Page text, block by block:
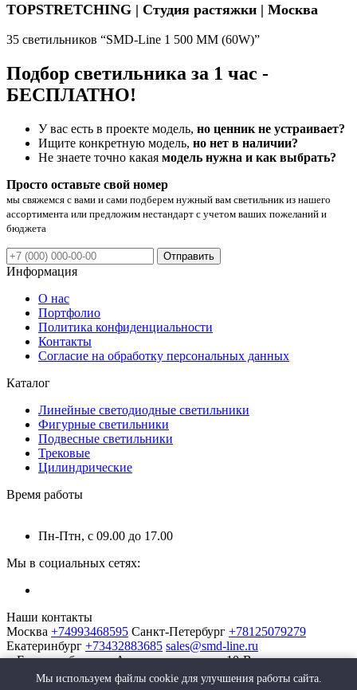
TOPSTRETCHING | Студия растяжки | Москва
35 светильников “SMD-Line 1 500 ММ (60W)”
Подбор светильника за 1 час -
БЕСПЛАТНО!
У вас есть в проекте модель, но ценник не устраивает?
Ищите конкретную модель, но нет в наличии?
Не знаете точно какая модель нужна и как выбрать?
Просто оставьте свой номер
мы свяжемся с вами и сами подберем нужный вам светильник из нашего
ассортимента или предложим нестандарт с учетом ваших пожеланий и
бюджета
Отправить
Информация
О нас
Портфолио
Политика конфиденциальности
Контакты
Согласие на обработку персональных данных
Каталог
Линейные светодиодные светильники
Фигурные светильники
Подвесные светильники
Трековые
Цилиндрические
Время работы
Пн-Птн, с 09.00 до 17.00
Мы в социальных сетях:
Наши контакты
Москва +74993468595 Санкт-Петербург +78125079279
Екатеринбург +73432883685 sales@smd-line.ru
г. Екатеринбург, ул. Автомагистральная 10-В
Мы используем файлы cookie для улучшения работы сайта.